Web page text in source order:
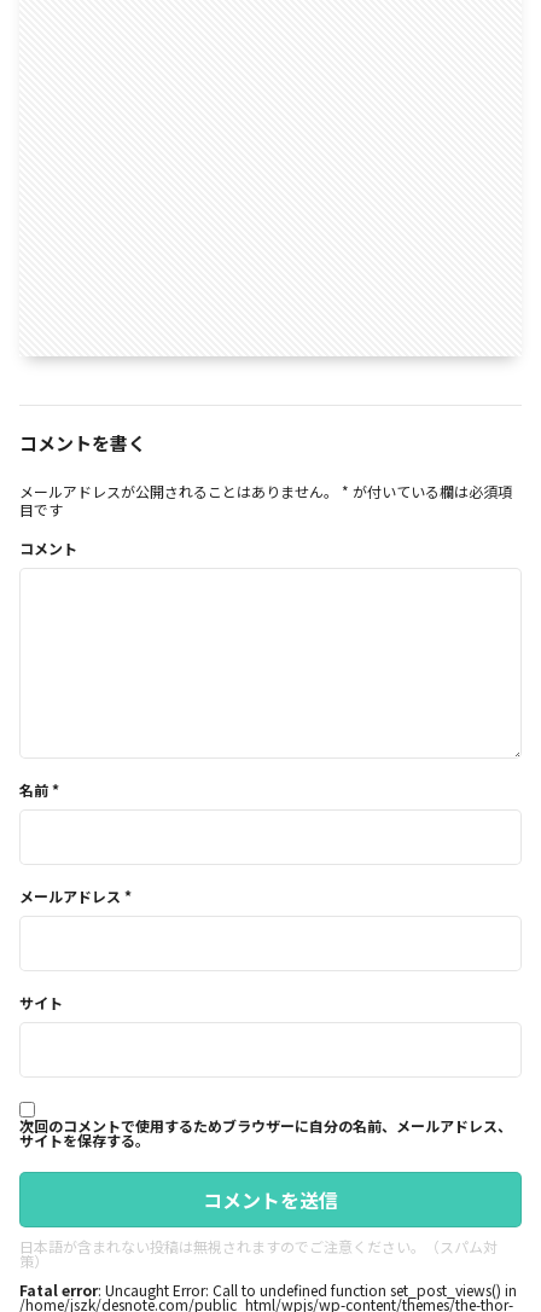
コメントを書く
メールアドレスが公開されることはありません。 * が付いている欄は必須項
目です
コメント
名前*
メールアドレス *
サイト
次回のコメントで使用するためブラウザーに自分の名前、メールアドレス、
サイトを保存する。
日本語が含まれない投稿は無視されますのでご注意ください。（スパム対
策）
Fatal error: Uncaught Error: Call to undefined function set_post_views() in
/home/jszk/desnote.com/public_html/wpjs/wp-content/themes/the-thor-